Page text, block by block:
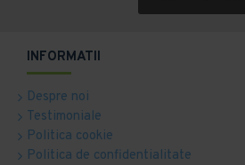
INFORMATII
Despre noi
Testimoniale
Politica cookie
Politica de confidentialitate